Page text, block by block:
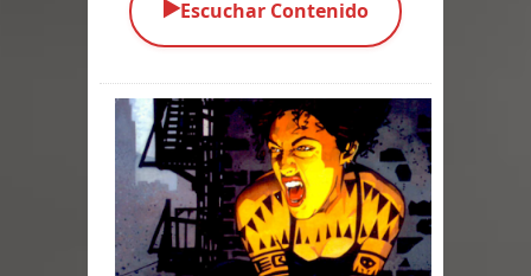
Parte 02: Los Muertos Gobiernan a
Parte 01: Escondido a Plena Luz
Parte 02: El Enemigo de mi Enemigo
Parte 06: Coletazos
▶️Escuchar Contenido